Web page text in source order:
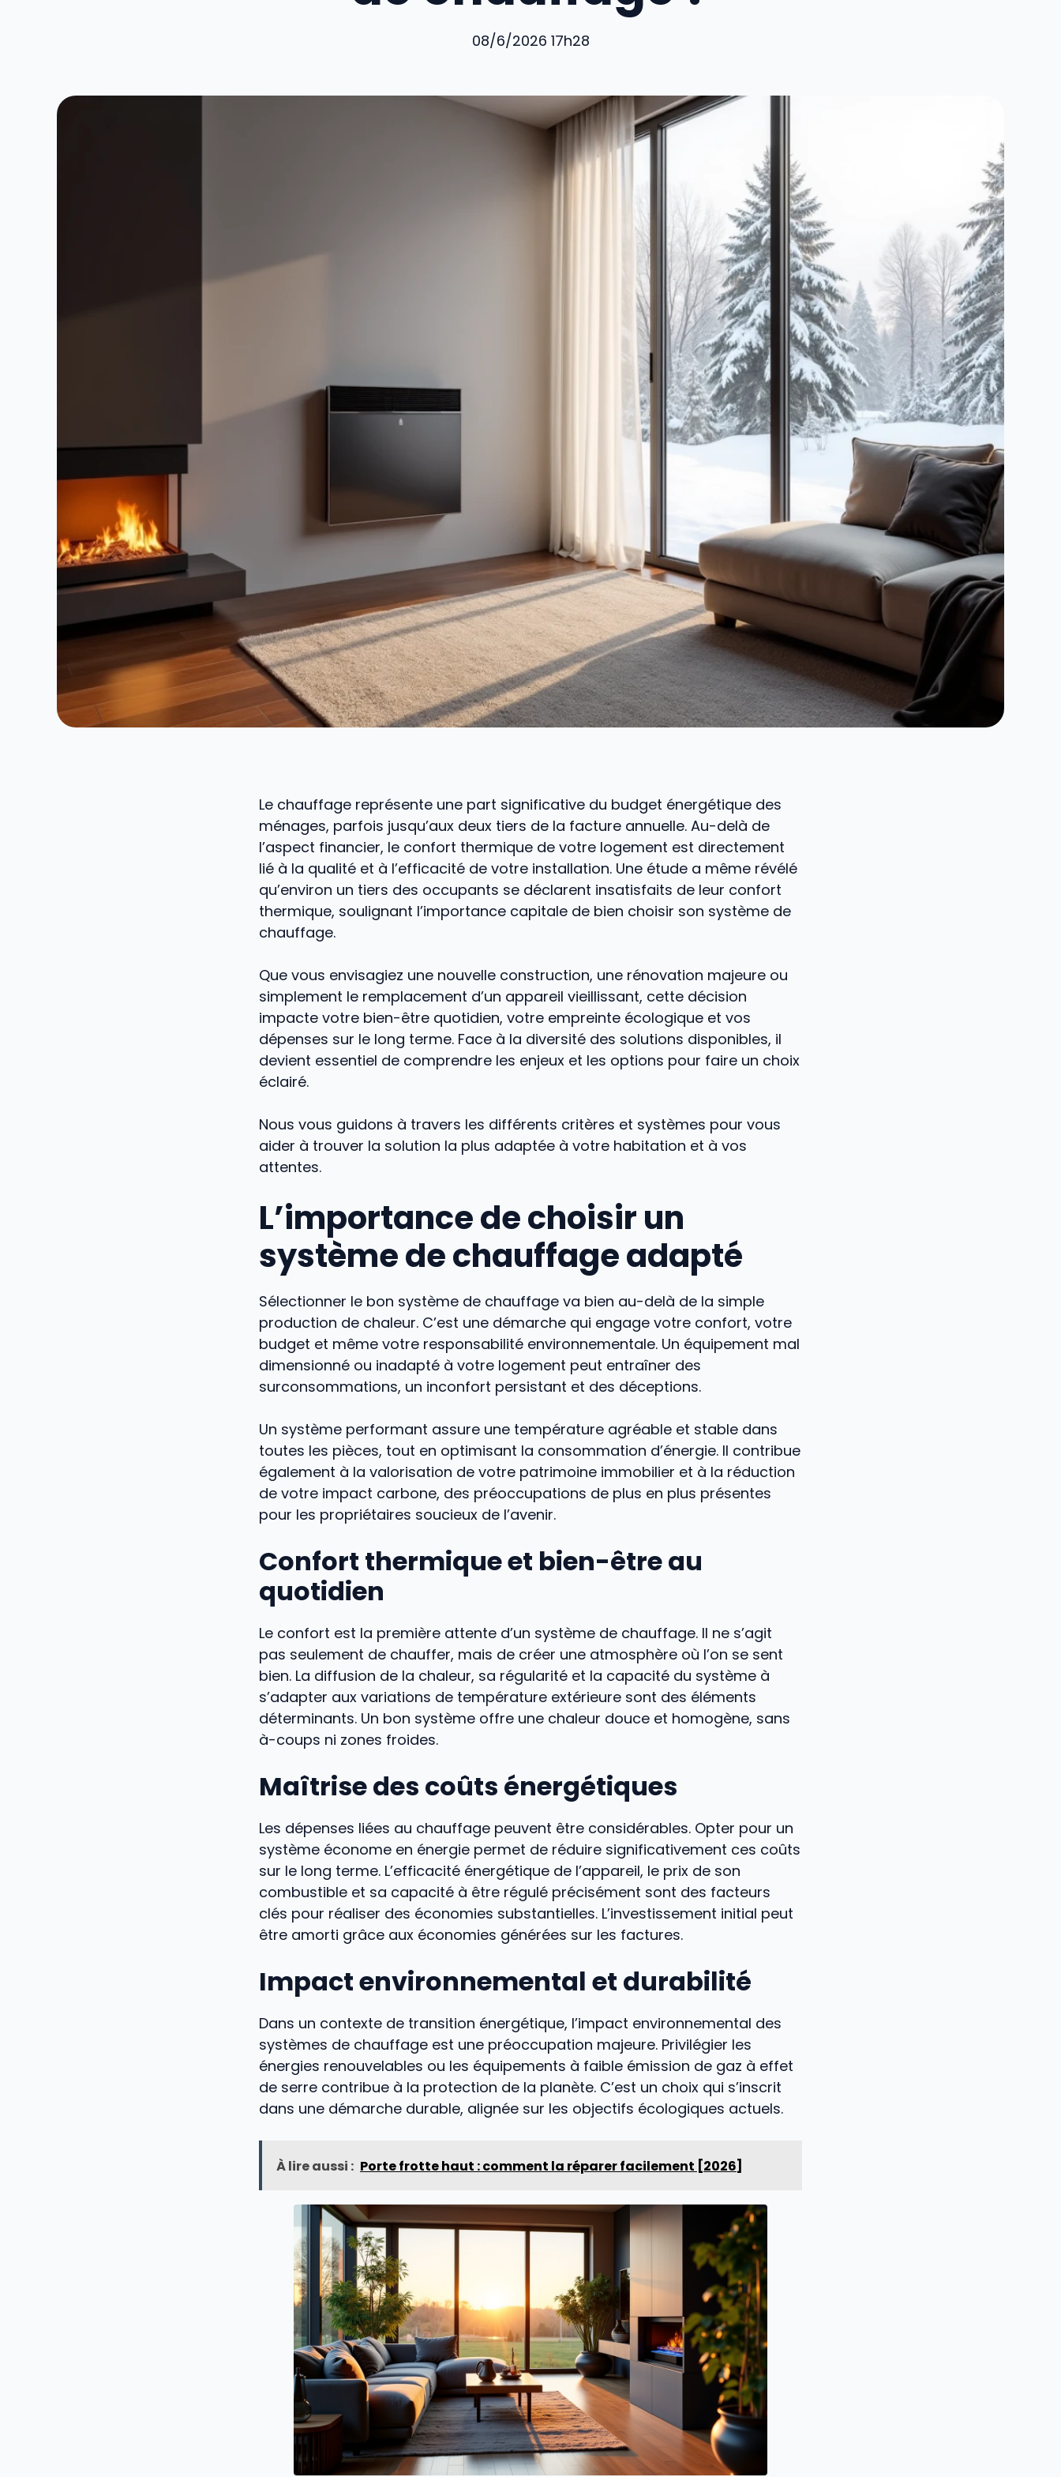
08/6/2026 17h28
Le chauffage représente une part significative du budget énergétique des
ménages, parfois jusqu’aux deux tiers de la facture annuelle. Au-delà de
l’aspect financier, le confort thermique de votre logement est directement
lié à la qualité et à l’efficacité de votre installation. Une étude a même révélé
qu’environ un tiers des occupants se déclarent insatisfaits de leur confort
thermique, soulignant l’importance capitale de bien choisir son système de
chauffage.
Que vous envisagiez une nouvelle construction, une rénovation majeure ou
simplement le remplacement d’un appareil vieillissant, cette décision
impacte votre bien-être quotidien, votre empreinte écologique et vos
dépenses sur le long terme. Face à la diversité des solutions disponibles, il
devient essentiel de comprendre les enjeux et les options pour faire un choix
éclairé.
Nous vous guidons à travers les différents critères et systèmes pour vous
aider à trouver la solution la plus adaptée à votre habitation et à vos
attentes.
L’importance de choisir un
système de chauffage adapté
Sélectionner le bon système de chauffage va bien au-delà de la simple
production de chaleur. C’est une démarche qui engage votre confort, votre
budget et même votre responsabilité environnementale. Un équipement mal
dimensionné ou inadapté à votre logement peut entraîner des
surconsommations, un inconfort persistant et des déceptions.
Un système performant assure une température agréable et stable dans
toutes les pièces, tout en optimisant la consommation d’énergie. Il contribue
également à la valorisation de votre patrimoine immobilier et à la réduction
de votre impact carbone, des préoccupations de plus en plus présentes
pour les propriétaires soucieux de l’avenir.
Confort thermique et bien-être au
quotidien
Le confort est la première attente d’un système de chauffage. Il ne s’agit
pas seulement de chauffer, mais de créer une atmosphère où l’on se sent
bien. La diffusion de la chaleur, sa régularité et la capacité du système à
s’adapter aux variations de température extérieure sont des éléments
déterminants. Un bon système offre une chaleur douce et homogène, sans
à-coups ni zones froides.
Maîtrise des coûts énergétiques
Les dépenses liées au chauffage peuvent être considérables. Opter pour un
système économe en énergie permet de réduire significativement ces coûts
sur le long terme. L’efficacité énergétique de l’appareil, le prix de son
combustible et sa capacité à être régulé précisément sont des facteurs
clés pour réaliser des économies substantielles. L’investissement initial peut
être amorti grâce aux économies générées sur les factures.
Impact environnemental et durabilité
Dans un contexte de transition énergétique, l’impact environnemental des
systèmes de chauffage est une préoccupation majeure. Privilégier les
énergies renouvelables ou les équipements à faible émission de gaz à effet
de serre contribue à la protection de la planète. C’est un choix qui s’inscrit
dans une démarche durable, alignée sur les objectifs écologiques actuels.
À lire aussi : Porte frotte haut : comment la réparer facilement [2026]